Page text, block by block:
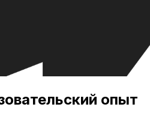
опыт